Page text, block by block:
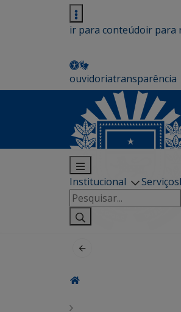
ir para conteúdoir para
ouvidoriatransparência
Institucional Serviços
Pesquisar
por: